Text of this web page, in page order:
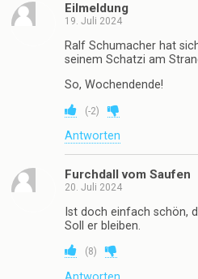
Eilmeldung
19. Juli 2024
Ralf Schumacher hat
seinem Schatzi am
So, Wochendende!
(-2)
Antworten
Furchdall vom Saufen
20. Juli 2024
Ist doch einfach schön,
Soll er bleiben.
(8)